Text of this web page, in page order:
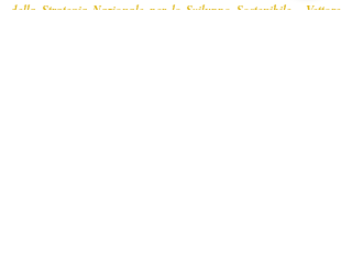
della Strategia Nazionale per lo Sviluppo Sostenibile - Vettore